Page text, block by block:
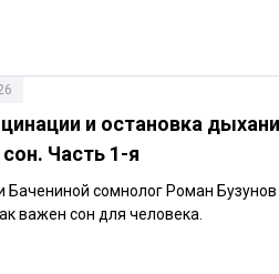
и остановка
сон. Часть 1-я
Бачениной сомнолог Роман Бузунов
важен сон для человека.